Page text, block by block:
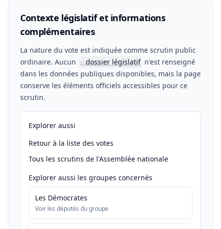
Contexte législatif et informations
complémentaires
La nature du vote est indiquée comme scrutin public
ordinaire. Aucun
📖dossier législatif n'est renseigné
dans les données publiques disponibles, mais la page
conserve les éléments officiels accessibles pour ce
scrutin.
Explorer aussi
Retour à la liste des votes
Tous les scrutins de l'Assemblée nationale
Explorer aussi les groupes concernés
Les Démocrates
Voir les députés du groupe